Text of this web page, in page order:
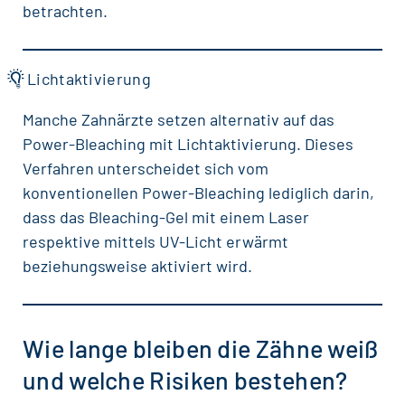
betrachten.
Lichtaktivierung
Manche Zahnärzte setzen alternativ auf das
Power-Bleaching mit Lichtaktivierung. Dieses
Verfahren unterscheidet sich vom
konventionellen Power-Bleaching lediglich darin,
dass das Bleaching-Gel mit einem Laser
respektive mittels UV-Licht erwärmt
beziehungsweise aktiviert wird.
Wie lange bleiben die Zähne weiß
und welche Risiken bestehen?